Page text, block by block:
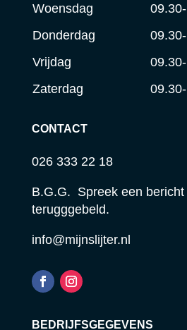
Woensdag
Donderdag
Vrijdag
Zaterdag
CONTACT
026 333 22 18
B.G.G. Spreek een
terugggebeld.
info@mijnslijter.nl
BEDRIJFSGEGEVENS